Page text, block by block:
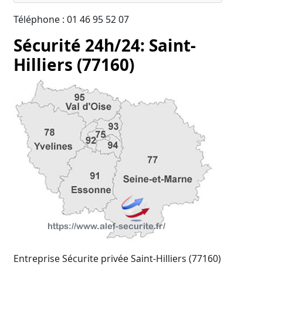
Téléphone : 01 46 95 52 07
Sécurité 24h/24: Saint-
Hilliers (77160)
Entreprise Sécurite privée Saint-Hilliers (77160)